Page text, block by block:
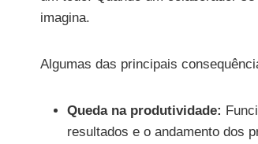
imagina.
Algumas das principais
Queda na produtividade:
resultados e o andamento dos